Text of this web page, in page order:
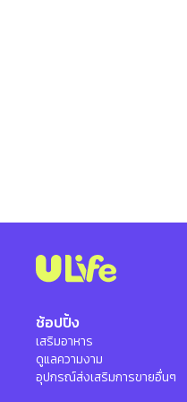
ช้อปปิ้ง
เสริมอาหาร
ดูแลความงาม
อุปกรณ์ส่งเสริมการขายอื่นๆ